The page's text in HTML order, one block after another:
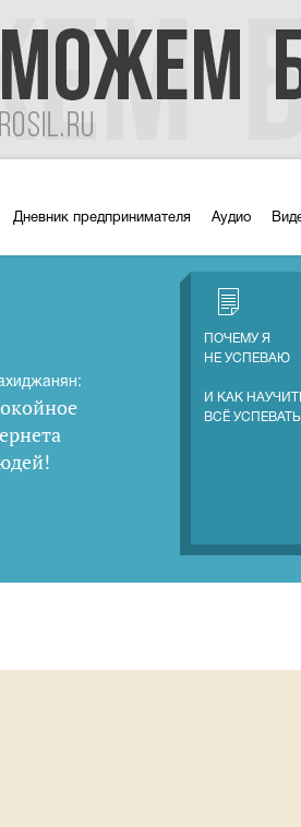
Дневник предпринимателя Аудио
!
ПОЧЕМУ Я
НЕ УСПЕВАЮ
И КАК
ВСЁ УСПЕВАТЬ